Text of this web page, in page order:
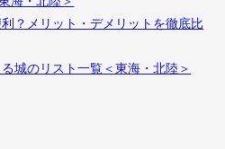
？メリット・デメリットを徹底比
城のリスト一覧＜東海・北陸＞